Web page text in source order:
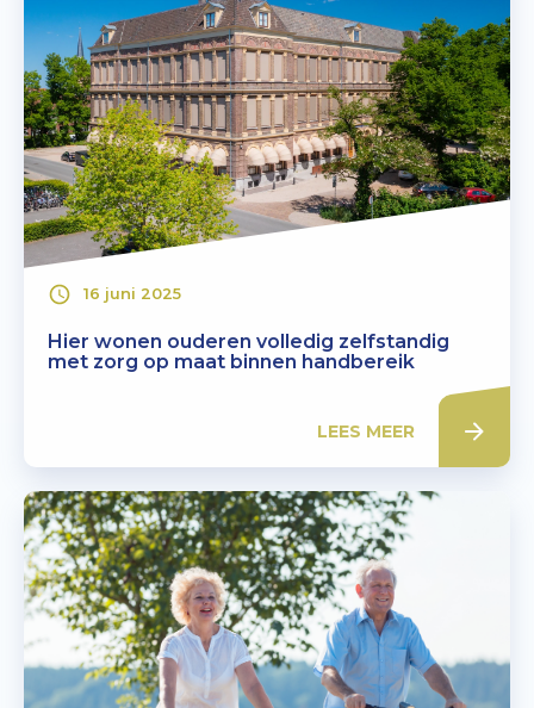
Hier wonen ouderen volledig zelfstandig
met zorg op maat binnen handbereik
16 juni 2025
LEES MEER